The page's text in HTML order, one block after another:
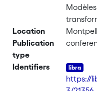
Location
Publication
type
Identifiers
https://